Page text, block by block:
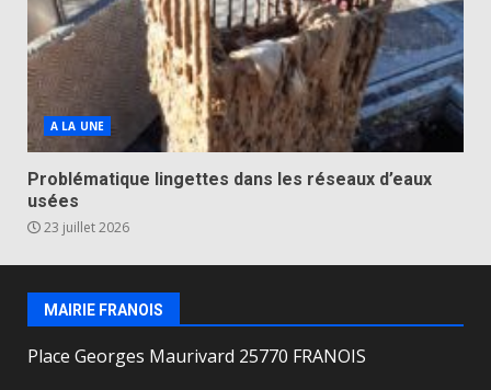
A LA UNE
Problématique lingettes dans les réseaux d’eaux
usées
23 juillet 2026
MAIRIE FRANOIS
Place Georges Maurivard 25770 FRANOIS